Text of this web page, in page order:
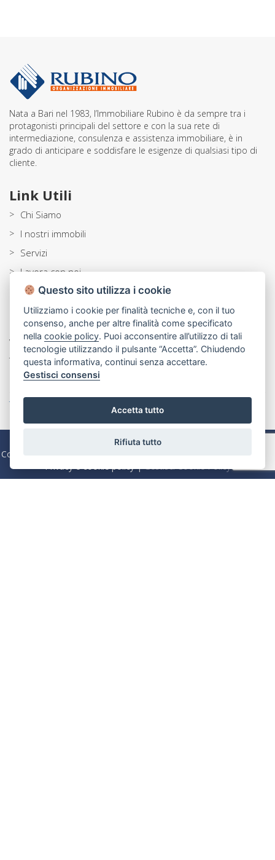
Nata a Bari nel 1983, l’Immobiliare Rubino è da sempre tra i
protagonisti principali del settore e con la sua rete di
intermediazione, consulenza e assistenza immobiliare, è in
grado di anticipare e soddisfare le esigenze di qualsiasi tipo di
cliente.
Link Utili
> Chi Siamo
> I nostri immobili
> Servizi
> Lavora con noi
Blog
Contatti
Via Beata Elia di S. Clemente, 214 70121 Bari
Tel:080 5564266
Email:info@rubinocase.com
Tutte le nostre sedi »
Copyright @2025 Powered byAgim| Immobiliare Rubino S.r.l. |
Codice Fiscale e P. IVA 04645320724 | Capitale Sociale Euro 100.000
Questo sito utilizza i cookie
Utilizziamo i cookie per finalità tecniche e, con il tuo
consenso, anche per altre finalità come specificato
nellacookie policy. Puoi acconsentire all’utilizzo di tali
tecnologie utilizzando il pulsante “Accetta”. Chiudendo
questa informativa, continui senza accettare.
Gestisci consensi
Accetta tutto
Rifiuta tutto